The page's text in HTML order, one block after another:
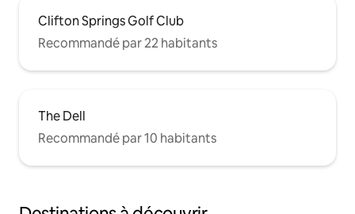
Clifton Springs Golf Club
Recommandé par 22 habitants
The Dell
Recommandé par 10 habitants